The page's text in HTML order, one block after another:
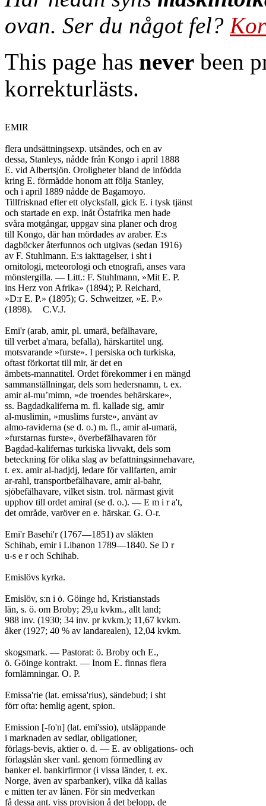
ovan. Ser du något fel?
This page has never been
korrekturlästs.
EMIR
flera undsättningsexp. utsändes, och en av
dessa, Stanleys, nådde från Kongo i april 1888
E. vid Albertsjön. Oroligheter bland de infödda
kring E. förmådde honom att följa Stanley,
och i april 1889 nådde de Bagamoyo.
Tillfrisknad efter ett olycksfall, gick E. i tysk tjänst
och startade en exp. inåt Östafrika men hade
svåra motgångar, uppgav sina planer och drog
till Kongo, där han mördades av araber. E:s
dagböcker återfunnos och utgivas (sedan 1916)
av F. Stuhlmann. E:s iakttagelser, i sht i
ornitologi, meteorologi och etnografi, anses vara
mönstergilla. — Litt.: F. Stuhlmann, »Mit E. P.
ins Herz von Afrika» (1894); P. Reichard,
»D:r E. P.» (1895); G. Schweitzer, »E. P.»
(1898).	C.V.J.
Emi'r (arab, amir, pl. umarä, befälhavare,
till verbet a'mara, befalla), härskartitel ung.
motsvarande »furste». I persiska och turkiska,
oftast förkortat till mir, är det en
ämbets-mannatitel. Ordet förekommer i en mängd
sammanställningar, dels som hedersnamn, t. ex.
amir al-mu’mimn, »de troendes behärskare»,
ss. Bagdadkaliferna m. fl. kallade sig, amir
al-muslimin, »muslims furste», använt av
almo-raviderna (se d. o.) m. fl., amir al-umarä,
»furstarnas furste», överbefälhavaren för
Bagdad-kalifernas turkiska livvakt, dels som
beteckning för olika slag av befattningsinnehavare,
t. ex. amir al-hadjdj, ledare för vallfarten, amir
ar-rahl, transportbefälhavare, amir al-bahr,
sjöbefälhavare, vilket sistn. trol. närmast givit
upphov till ordet amiral (se d. o.). — E m i r a't,
det område, varöver en e. härskar. G. O-r.
Emi'r Basehi'r (1767—1851) av släkten
Schihab, emir i Libanon 1789—1840. Se D r
u-s e r och Schihab.
Emislövs kyrka.
Emislöv, s:n i ö. Göinge hd, Kristianstads
län, s. ö. om Broby; 29,u kvkm., allt land;
988 inv. (1930; 34 inv. pr kvkm.); 11,67 kvkm.
åker (1927; 40 % av landarealen), 12,04 kvkm.
skogsmark. — Pastorat: ö. Broby och E.,
ö. Göinge kontrakt. — Inom E. finnas flera
fornlämningar.	O. P.
Emissa'rie (lat. emissa'rius), sändebud; i sht
förr ofta: hemlig agent, spion.
Emission [-fo'n] (lat. emi'ssio), utsläppande
i marknaden av sedlar, obligationer,
förlags-bevis, aktier o. d. — E. av obligations- och
förlagslån sker vanl. genom förmedling av
banker el. bankirfirmor (i vissa länder, t. ex.
Norge, även av sparbanker), vilka då kallas
e mitten ter av lånen. För sin medverkan
få dessa ant. viss provision å det belopp, de